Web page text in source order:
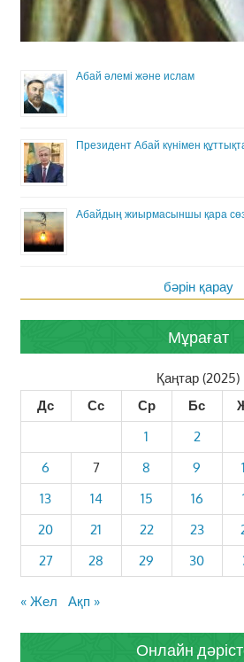
Абай әлемі және ислам
Президент Абай күнімен
Абайдың жиырмасыншы қара
бәрін қарау
Мұрағат
Қаңтар (2025)
Дс
Сс Ср Бс
1
2
6
7 8 9
13
14 15 16
20
21 22 23
27
28 29 30
« Жел Ақп »
Онлайн